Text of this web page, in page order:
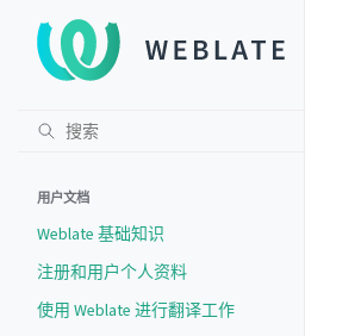
用户文档
Weblate 基础知识
注册和用户个人资料
使用 Weblate 进行翻译工作